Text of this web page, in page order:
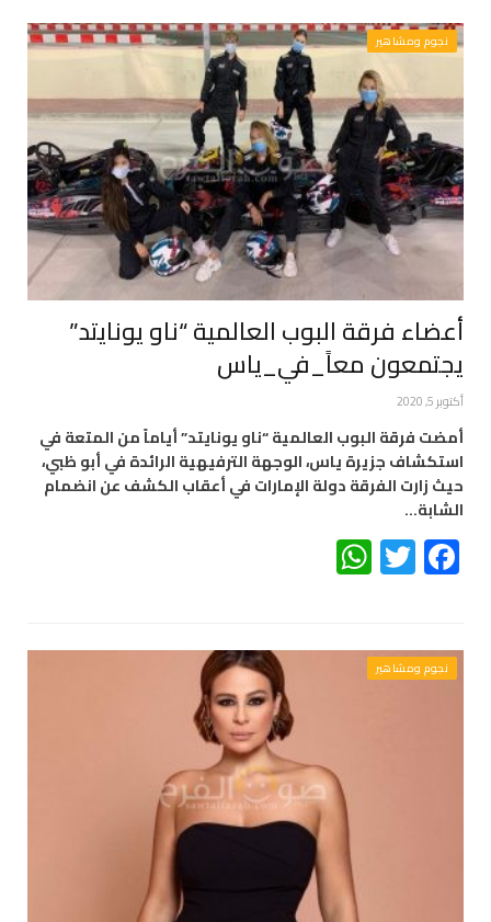
نجوم ومشاهير
أعضاء فرقة البوب العالمية “ناو يونايتد”
يجتمعون معاً_في_ياس
أكتوبر 5, 2020
أمضت فرقة البوب العالمية “ناو يونايتد” أياماً من المتعة في
استكشاف جزيرة ياس، الوجهة الترفيهية الرائدة في أبو ظبي،
حيث زارت الفرقة دولة الإمارات في أعقاب الكشف عن انضمام
الشابة…
Facebook
Twitter
نجوم ومشاهير